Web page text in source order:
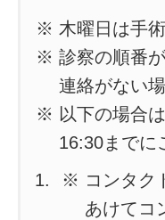
※ 木曜日は手
※ 診察の順番が
連絡がない
※ 以下の場合
16:30までに
※ コンタク
あけてコ